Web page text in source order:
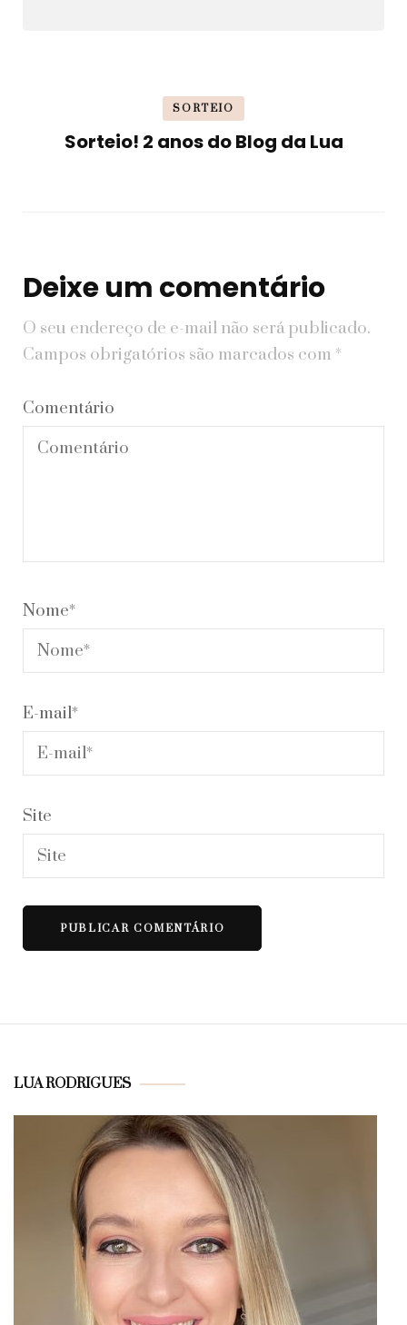
SORTEIO
Sorteio! 2 anos do Blog da Lua
Deixe um comentário
O seu endereço de e-mail não será publicado.
Campos obrigatórios são marcados com *
Comentário
Nome*
E-mail*
Site
LUA RODRIGUES